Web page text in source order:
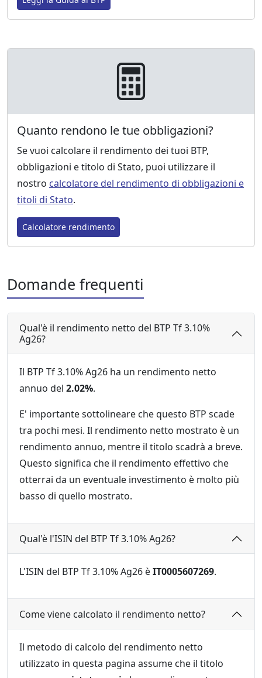
Quanto rendono le tue obbligazioni?
Se vuoi calcolare il rendimento dei tuoi BTP,
obbligazioni e titolo di Stato, puoi utilizzare il
nostro calcolatore del rendimento di obbligazioni e
titoli di Stato.
Calcolatore rendimento
Domande frequenti
Qual'è il rendimento netto del BTP Tf 3.10%
Ag26?
Il BTP Tf 3.10% Ag26 ha un rendimento netto
annuo del 2.02%.
E' importante sottolineare che questo BTP scade
tra pochi mesi. Il rendimento netto mostrato è un
rendimento annuo, mentre il titolo scadrà a breve.
Questo significa che il rendimento effettivo che
otterrai da un eventuale investimento è molto più
basso di quello mostrato.
Qual'è l'ISIN del BTP Tf 3.10% Ag26?
L'ISIN del BTP Tf 3.10% Ag26 èIT0005607269.
Come viene calcolato il rendimento netto?
Il metodo di calcolo del rendimento netto
utilizzato in questa pagina assume che il titolo